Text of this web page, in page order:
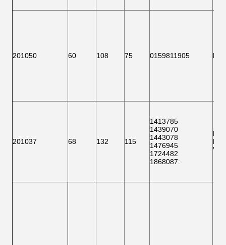
201050 60 108 75 0159811905 F
201037 68 132 115
1413785
1439070
1443078
1476945
1724482
1868087:
F